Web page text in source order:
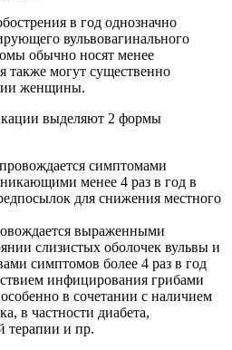
в год однозначно
вульвовагинального
обычно носят менее
также могут существенно
женщины.
выделяют 2 формы
симптомами
менее 4 раз в год в
для снижения местного
выраженными
слизистых оболочек вульвы и
симптомов более 4 раз в год
инфицирования грибами
в сочетании с наличием
в частности диабета,
терапии и пр.